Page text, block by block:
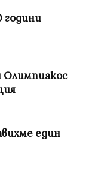
години
Олимпиакос
един